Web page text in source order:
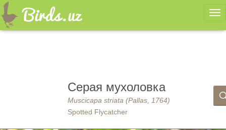
Серая мухоловка
Muscicapa striata (Pallas, 1764)
Spotted Flycatcher